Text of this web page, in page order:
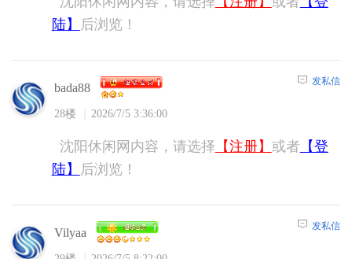
陆】
后浏览！
bada88
28楼 2026/7/5 3:36:00
发私信
沈阳休闲网内容，请选择 【注册】 或者 【登
陆】
后浏览！
Vilyaa 发私信